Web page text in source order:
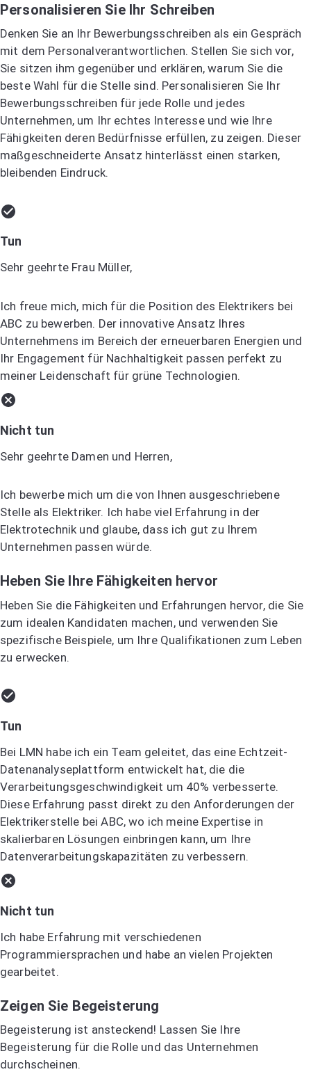
Personalisieren Sie Ihr Schreiben
Denken Sie an Ihr Bewerbungsschreiben als ein Gespräch
mit dem Personalverantwortlichen. Stellen Sie sich vor,
Sie sitzen ihm gegenüber und erklären, warum Sie die
beste Wahl für die Stelle sind. Personalisieren Sie Ihr
Bewerbungsschreiben für jede Rolle und jedes
Unternehmen, um Ihr echtes Interesse und wie Ihre
Fähigkeiten deren Bedürfnisse erfüllen, zu zeigen. Dieser
maßgeschneiderte Ansatz hinterlässt einen starken,
bleibenden Eindruck.
Tun
Sehr geehrte Frau Müller,
Ich freue mich, mich für die Position des Elektrikers bei
ABC zu bewerben. Der innovative Ansatz Ihres
Unternehmens im Bereich der erneuerbaren Energien und
Ihr Engagement für Nachhaltigkeit passen perfekt zu
meiner Leidenschaft für grüne Technologien.
Nicht tun
Sehr geehrte Damen und Herren,
Ich bewerbe mich um die von Ihnen ausgeschriebene
Stelle als Elektriker. Ich habe viel Erfahrung in der
Elektrotechnik und glaube, dass ich gut zu Ihrem
Unternehmen passen würde.
Heben Sie Ihre Fähigkeiten hervor
Heben Sie die Fähigkeiten und Erfahrungen hervor, die Sie
zum idealen Kandidaten machen, und verwenden Sie
spezifische Beispiele, um Ihre Qualifikationen zum Leben
zu erwecken.
Tun
Bei LMN habe ich ein Team geleitet, das eine Echtzeit-
Datenanalyseplattform entwickelt hat, die die
Verarbeitungsgeschwindigkeit um 40% verbesserte.
Diese Erfahrung passt direkt zu den Anforderungen der
Elektrikerstelle bei ABC, wo ich meine Expertise in
skalierbaren Lösungen einbringen kann, um Ihre
Datenverarbeitungskapazitäten zu verbessern.
Nicht tun
Ich habe Erfahrung mit verschiedenen
Programmiersprachen und habe an vielen Projekten
gearbeitet.
Zeigen Sie Begeisterung
Begeisterung ist ansteckend! Lassen Sie Ihre
Begeisterung für die Rolle und das Unternehmen
durchscheinen.